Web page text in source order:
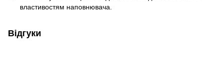
властивостям наповнювача.
Відгуки